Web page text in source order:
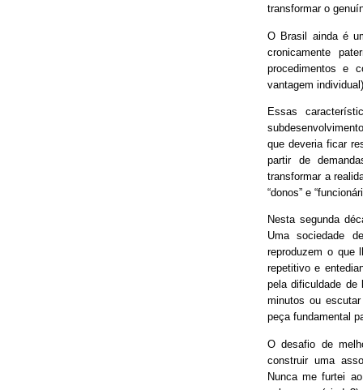
transformar o
O Brasil ainda é
cronicamente
procedimentos e
vantagem
Essas
que deveria ficar
partir de
transformar a
“donos” e
Nesta segunda
Uma sociedade
reproduzem o que
repetitivo e
pela dificuldade
minutos ou
peça fundamental
O desafio de
construir uma
Nunca me furtei